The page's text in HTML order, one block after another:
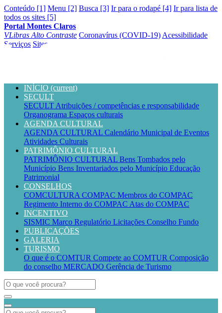
Conteúdo [1] Menu [2] Busca [3] Ir para o rodapé [4] Ir para lista de
todos os sites [5]
Portal Montes Claros
VLibras Alto Contraste Coronavírus (COVID-19) Acessibilidade
Serviços Sites
INÍCIO (current)
SECULT
SECULT Atribuições / competências e responsabilidade
Organograma Espaços culturais
AGENDA CULTURAL
AGENDA CULTURAL Calendário Municipal de Eventos
Atividades Culturais
PATRIMÔNIO CULTURAL
PATRIMÔNIO CULTURAL Bens Tombados pelo
Município Bens Inventariados pelo Município Educação
Patrimonial
CONSELHOS
COMCULTURA COMPAC Membros do COMPAC
Regimento Interno do COMPAC Atas do COMPAC
INCENTIVO
SISMIC Marco Regulatório Licitações Conselho Fundo
PUBLICAÇÕES
GALERIA
TURISMO
O que é o COMTUR Compete ao COMTUR Composição
do conselho MERCADO Gerência de Turismo